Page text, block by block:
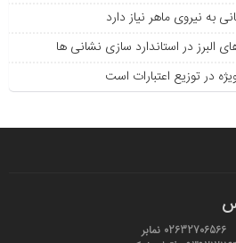
به نیروی ماهر نیاز دارد
در استاندارد سازی نشانی ها
در توزیع اعتبارات است
02632706566 نمابر